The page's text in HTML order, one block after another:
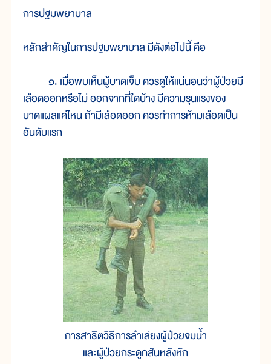
การปฐมพยาบาล
หลักสำคัญในการปฐมพยาบาล มีดังต่อไปนี้ คือ
๑. เมื่อพบเห็นผู้บาดเจ็บ ควรดูให้แน่นอนว่าผู้ป่วยมี
เลือดออกหรือไม่ ออกจากที่ใดบ้าง มีความรุนแรงของ
บาดแผลแค่ไหน ถ้ามีเลือดออก ควรทำการห้ามเลือดเป็น
อันดับแรก
การสาธิตวิธีการลำเลียงผู้ป่วยจมน้ำ
และผู้ป่วยกระดูกสันหลังหัก